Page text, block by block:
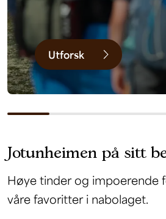
Utforsk
Jotunheimen på sitt
Høye tinder og impoerende
våre favoritter i nabolaget.